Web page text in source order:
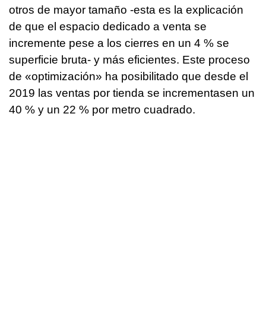
otros de mayor tamaño -esta es la explicación
de que el espacio dedicado a venta se
incremente pese a los cierres en un 4 % se
superficie bruta- y más eficientes. Este proceso
de «optimización» ha posibilitado que desde el
2019 las ventas por tienda se incrementasen un
40 % y un 22 % por metro cuadrado.